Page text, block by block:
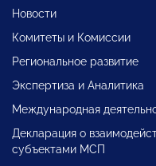
Новости
Комитеты и Комиссии
Региональное развитие
Экспертиза и Аналитика
Международная
Декларация о
субъектами МСП